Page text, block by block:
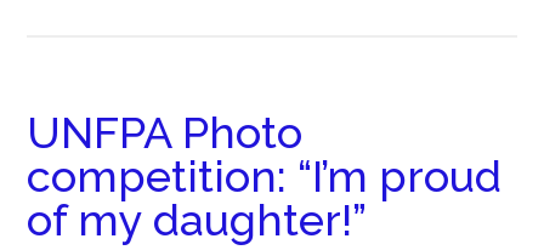
UNFPA Photo
competition: “I’m proud
of my daughter!”